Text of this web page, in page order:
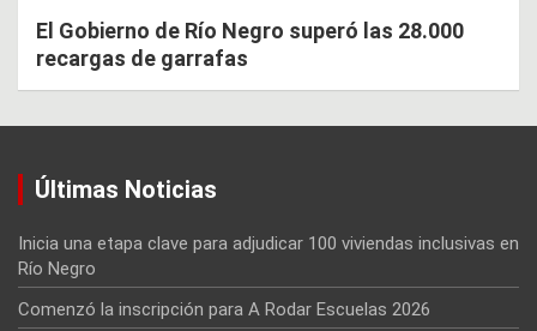
El Gobierno de Río Negro superó las 28.000
recargas de garrafas
Últimas Noticias
Inicia una etapa clave para adjudicar 100 viviendas inclusivas en
Río Negro
Comenzó la inscripción para A Rodar Escuelas 2026